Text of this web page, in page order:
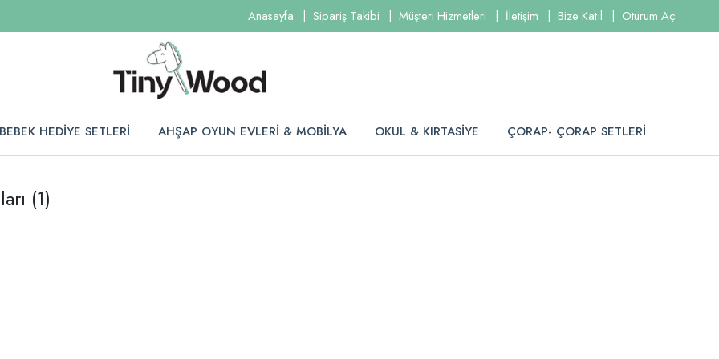
Anasayfa Sipariş Takibi Müşteri Hizmetleri İletişim Bize Katıl Oturum Aç
HEDİYE SETLERİ AHŞAP OYUN EVLERİ & MOBİLYA OKUL & KIRTASİYE ÇORAP- ÇORAP SETLERİ
(1)